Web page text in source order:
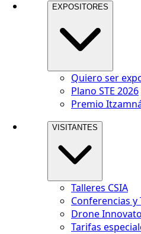
EXPOSITORES
Quiero ser
Plano STE 2026
Premio
VISITANTES
Talleres CSIA
Conferencias y
Drone
Tarifas